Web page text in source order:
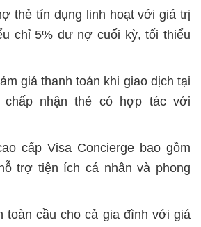
thẻ tín dụng linh hoạt với giá trị
chỉ 5% dư nợ cuối kỳ, tối thiểu
giá thanh toán khi giao dịch tại
nhận thẻ có hợp tác với
cấp Visa Concierge bao gồm
trợ tiện ích cá nhân và phong
toàn cầu cho cả gia đình với giá